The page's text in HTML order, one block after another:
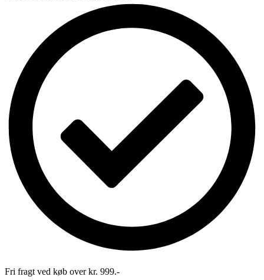
Fri fragt ved køb over kr. 999.-